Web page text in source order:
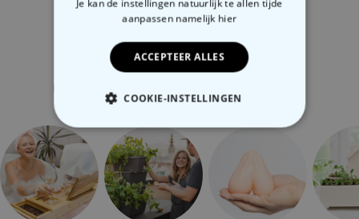
Gerelateerde categorie
Je kan de instellingen natuurlijk te allen tijde
aanpassen namelijk hier
ACCEPTEER ALLES
COOKIE-INSTELLINGEN
NOODZAKELIJK
PERFORMANCE
MARKETING OVERIGE